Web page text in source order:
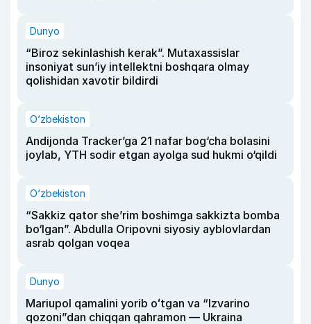
Dunyo
“Biroz sekinlashish kerak”. Mutaxassislar
insoniyat sun’iy intellektni boshqara olmay
qolishidan xavotir bildirdi
O‘zbekiston
Andijonda Tracker’ga 21 nafar bog‘cha bolasini
joylab, YTH sodir etgan ayolga sud hukmi o‘qildi
O‘zbekiston
“Sakkiz qator she’rim boshimga sakkizta bomba
bo‘lgan”. Abdulla Oripovni siyosiy ayblovlardan
asrab qolgan voqea
Dunyo
Mariupol qamalini yorib oʻtgan va “Izvarino
qozoni”dan chiqqan qahramon — Ukraina